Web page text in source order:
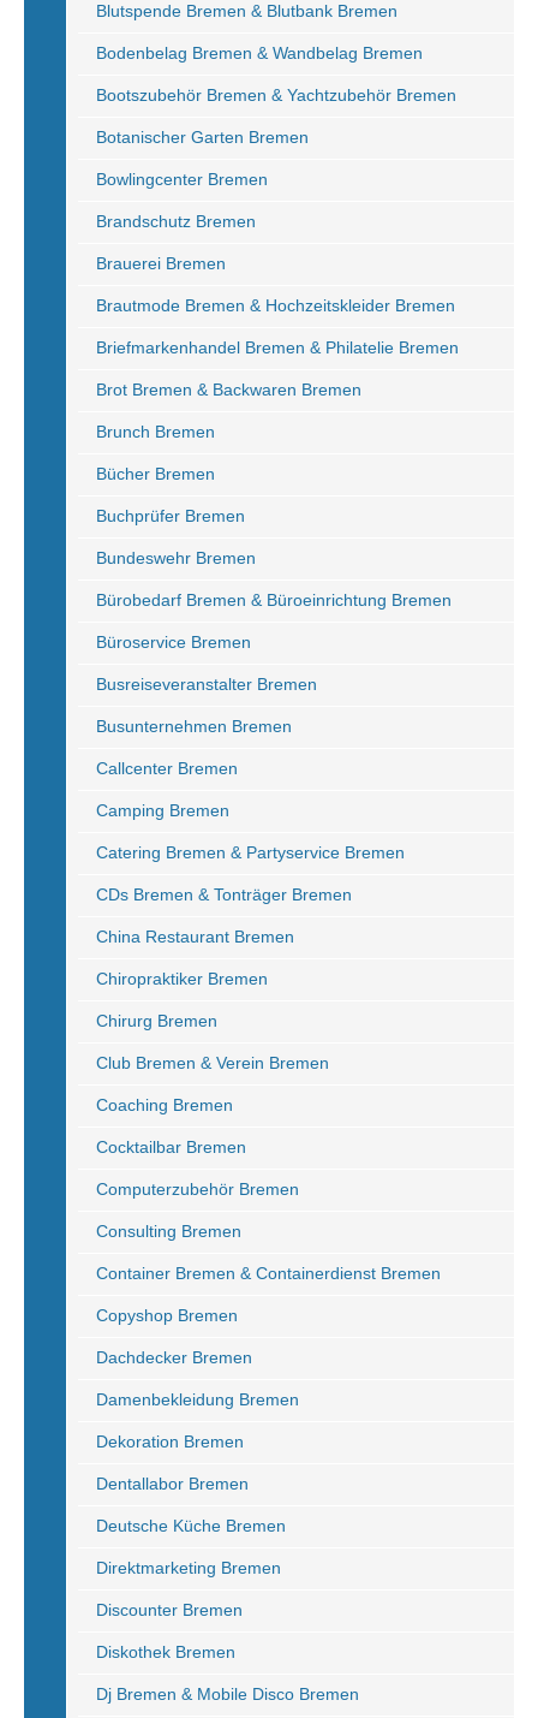
Blutspende Bremen & Blutbank Bremen
Bodenbelag Bremen & Wandbelag Bremen
Bootszubehör Bremen & Yachtzubehör Bremen
Botanischer Garten Bremen
Bowlingcenter Bremen
Brandschutz Bremen
Brauerei Bremen
Brautmode Bremen & Hochzeitskleider Bremen
Briefmarkenhandel Bremen & Philatelie Bremen
Brot Bremen & Backwaren Bremen
Brunch Bremen
Bücher Bremen
Buchprüfer Bremen
Bundeswehr Bremen
Bürobedarf Bremen & Büroeinrichtung Bremen
Büroservice Bremen
Busreiseveranstalter Bremen
Busunternehmen Bremen
Callcenter Bremen
Camping Bremen
Catering Bremen & Partyservice Bremen
CDs Bremen & Tonträger Bremen
China Restaurant Bremen
Chiropraktiker Bremen
Chirurg Bremen
Club Bremen & Verein Bremen
Coaching Bremen
Cocktailbar Bremen
Computerzubehör Bremen
Consulting Bremen
Container Bremen & Containerdienst Bremen
Copyshop Bremen
Dachdecker Bremen
Damenbekleidung Bremen
Dekoration Bremen
Dentallabor Bremen
Deutsche Küche Bremen
Direktmarketing Bremen
Discounter Bremen
Diskothek Bremen
Dj Bremen & Mobile Disco Bremen